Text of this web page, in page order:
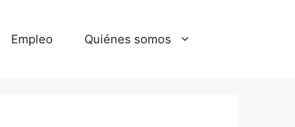
Empleo Quiénes somos